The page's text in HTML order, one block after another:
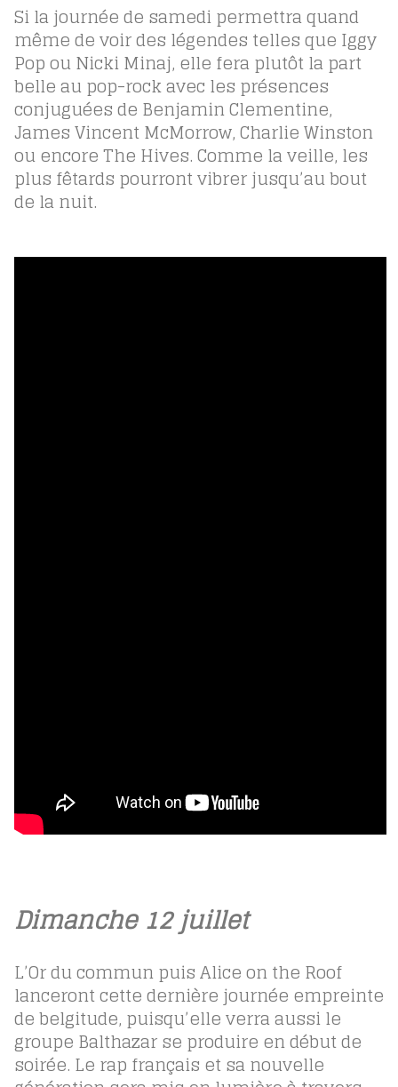
Si la journée de samedi permettra quand
même de voir des légendes telles que Iggy
Pop ou Nicki Minaj, elle fera plutôt la part
belle au pop-rock avec les présences
conjuguées de Benjamin Clementine,
James Vincent McMorrow, Charlie Winston
ou encore The Hives. Comme la veille, les
plus fêtards pourront vibrer jusqu’au bout
de la nuit.
Dimanche 12 juillet
L’Or du commun puis Alice on the Roof
lanceront cette dernière journée empreinte
de belgitude, puisqu’elle verra aussi le
groupe Balthazar se produire en début de
soirée. Le rap français et sa nouvelle